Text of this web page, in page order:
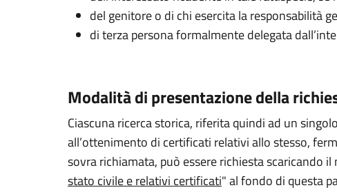
del genitore o di chi esercita la responsabilità
di terza persona formalmente delegata
Modalità di presentazione della
Ciascuna ricerca storica, riferita quindi ad un
all’ottenimento di certificati relativi allo stesso,
sovra richiamata, può essere richiesta scaricando
stato civile e relativi certificati" al fondo di questa